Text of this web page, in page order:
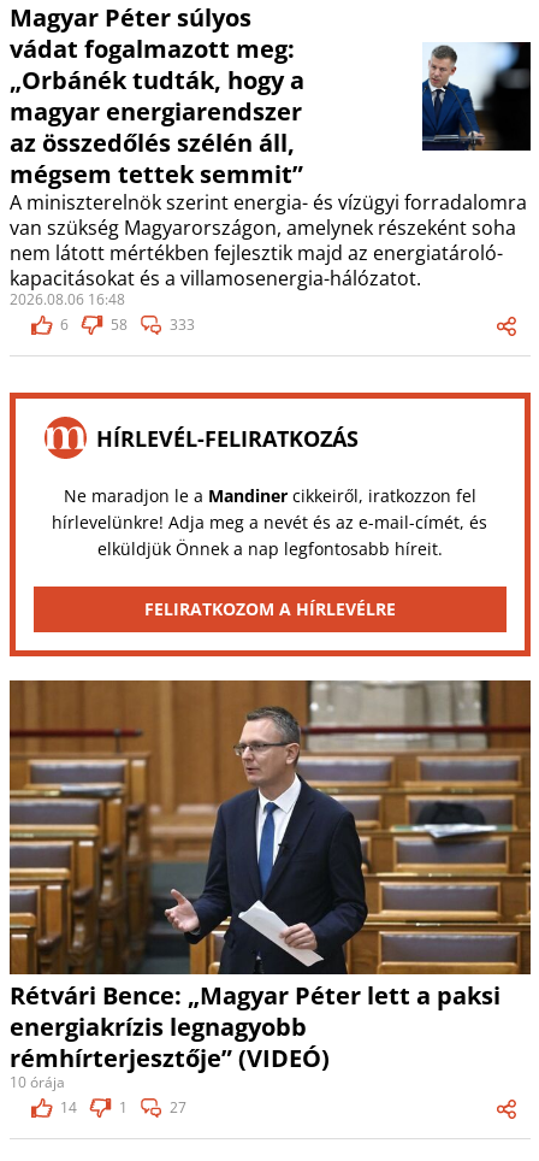
Magyar Péter súlyos
vádat fogalmazott meg:
„Orbánék tudták, hogy a
magyar energiarendszer
az összedőlés szélén áll,
mégsem tettek semmit”
A miniszterelnök szerint energia- és vízügyi forradalomra
van szükség Magyarországon, amelynek részeként soha
nem látott mértékben fejlesztik majd az energiatároló-
kapacitásokat és a villamosenergia-hálózatot.
2026.08.06 16:48
6
58 333
HÍRLEVÉL-FELIRATKOZÁS
Ne maradjon le a Mandinercikkeiről, iratkozzon fel
hírlevelünkre! Adja meg a nevét és az e-mail-címét, és
elküldjük Önnek a nap legfontosabb híreit.
FELIRATKOZOM A HÍRLEVÉLRE
Rétvári Bence: „Magyar Péter lett a paksi
energiakrízis legnagyobb
rémhírterjesztője” (VIDEÓ)
10 órája
14
1 27